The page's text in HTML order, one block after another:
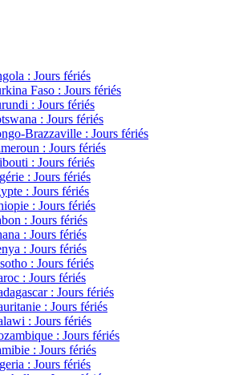
: Jours fériés
Faso : Jours fériés
: Jours fériés
: Jours fériés
Brazzaville : Jours fériés
: Jours fériés
: Jours fériés
: Jours fériés
: Jours fériés
: Jours fériés
: Jours fériés
: Jours fériés
: Jours fériés
: Jours fériés
: Jours fériés
: Jours fériés
: Jours fériés
: Jours fériés
: Jours fériés
: Jours fériés
: Jours fériés